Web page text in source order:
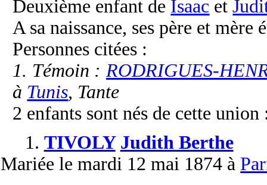
Deuxième enfant de Isaac et
A sa naissance, ses père et mère
Personnes citées :
1. Témoin : RODRIGUES-
à Tunis, Tante
2 enfants sont nés de cette union
1. TIVOLY Judith Berthe
Mariée le mardi 12 mai 1874 à